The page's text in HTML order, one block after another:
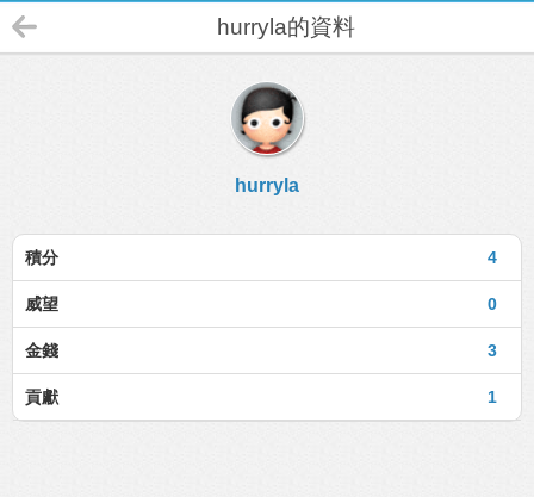
hurryla的資料
hurryla
4
積分
0
威望
3
金錢
1
貢獻